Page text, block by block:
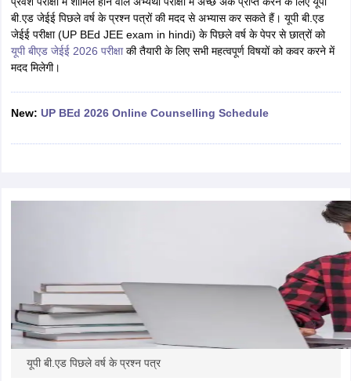
Year Question PapersCUET PG SyllabusCUET PG Answer
in GujaratGovt. Universities in West Bengal
Govt.
Universities in GujaratPrivate Universities in West-BengalPrivate
Government Colleges in Bhopal
बी.एड जेईई पिछले वर्ष के प्रश्न पत्रों की मदद से अभ्यास कर सकते हैं। यूपी बी.एड
जेईई परीक्षा (UP BEd JEE exam in hindi) के पिछले वर्ष के पेपर से छात्रों को
यूपी बीएड जेईई 2026 परीक्षाकी तैयारी के लिए सभी महत्वपूर्ण विषयों को कवर करने में
मदद मिलेगी।
New: UP BEd 2026 Online Counselling Schedule
यूपी बी.एड पिछले वर्ष के प्रश्न पत्र